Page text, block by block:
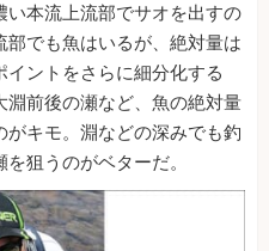
本流上流部でサオを出すの
でも魚はいるが、絶対量は
ントをさらに細分化する
淵前後の瀬など、魚の絶対量
キモ。淵などの深みでも釣
狙うのがベターだ。